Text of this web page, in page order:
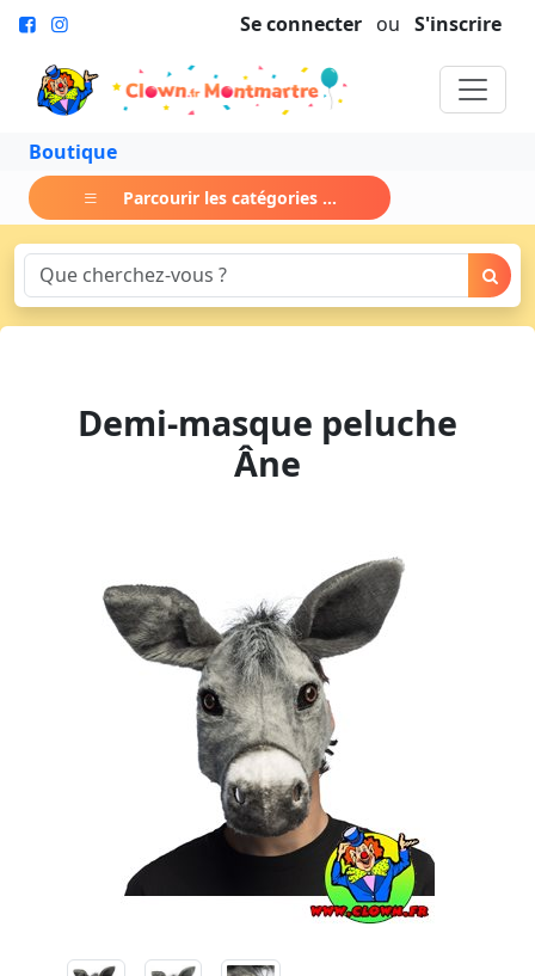
Se connecter ou S'inscrire
Boutique
Parcourir les catégories ...
Demi-masque peluche
Âne